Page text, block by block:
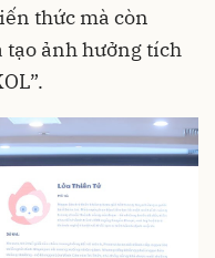
thức mà còn
ảnh hưởng tích